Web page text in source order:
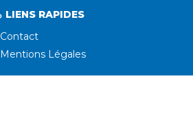
LIENS RAPIDES
Contact
Mentions Légales